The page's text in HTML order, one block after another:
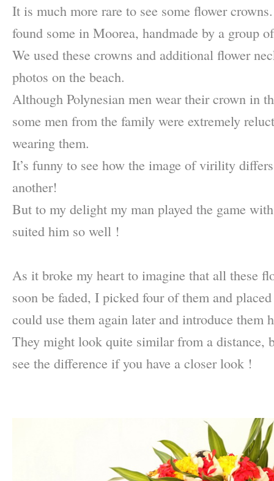
It is much more rare to see some flower
found some in Moorea, handmade by a group
We used these crowns and additional flower
photos on the beach.
Although Polynesian men wear their crown in
some men from the family were extremely
wearing them.
It’s funny to see how the image of virility
another!
But to my delight my man played the game
suited him so well !
As it broke my heart to imagine that all these
soon be faded, I picked four of them and
could use them again later and introduce them
They might look quite similar from a distance,
see the difference if you have a closer look !